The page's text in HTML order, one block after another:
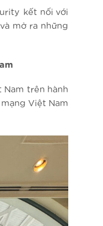
kết nối với
mở ra những
Nam trên hành
Việt Nam